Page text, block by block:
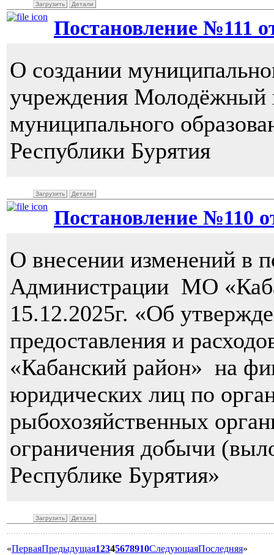
Загрузить Детали
Постановление №111
О создании
учреждения Молодёжный
муниципального
Республики Бурятия
Загрузить Детали
Постановление №110
О внесении изменений в
Администрации МО
15.12.2025г. «Об
предоставления и
«Кабанский район» на
юридических лиц по
рыбохозяйственных
ограничения добычи
Республике Бурятия»
Загрузить Детали
«ПерваяПредыдущая12345678910СледующаяПоследняя»